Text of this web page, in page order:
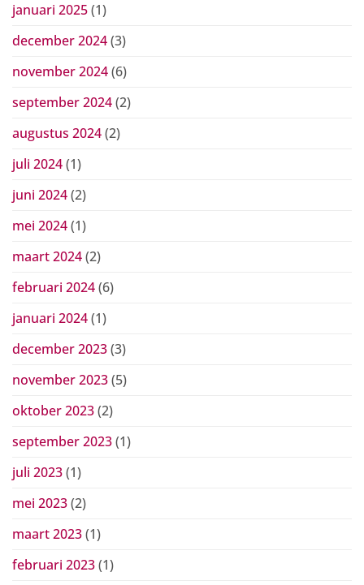
januari 2025(1)
december 2024(3)
november 2024(6)
september 2024(2)
augustus 2024(2)
juli 2024(1)
juni 2024(2)
mei 2024(1)
maart 2024(2)
februari 2024(6)
januari 2024(1)
december 2023(3)
november 2023(5)
oktober 2023(2)
september 2023(1)
juli 2023(1)
mei 2023(2)
maart 2023(1)
februari 2023(1)